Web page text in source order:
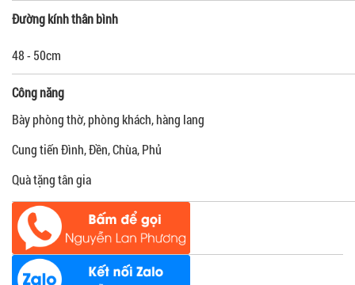
Đường kính thân bình
48 - 50cm
Công năng
Bày phòng thờ, phòng khách, hàng lang
Cung tiến Đình, Đền, Chùa, Phủ
Quà tặng tân gia